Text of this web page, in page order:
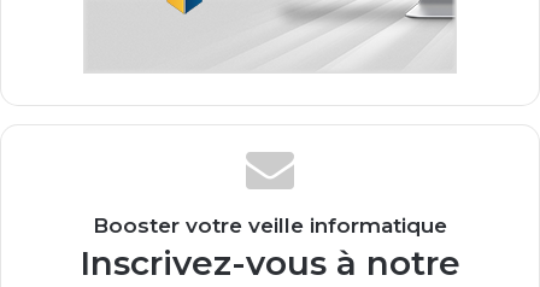
Booster votre veille informatique
Inscrivez-vous à notre